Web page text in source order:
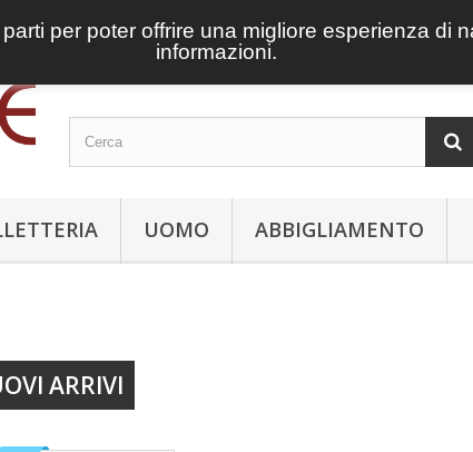
UOMO ABBIGLIAMENTO
ARRIVI
per poter offrire una migliore esperienza di
informazioni.